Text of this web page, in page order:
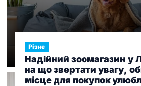
Різне
Надійний зоомагазин у
на що звертати увагу,
місце для покупок